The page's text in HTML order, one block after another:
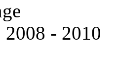
- 2010